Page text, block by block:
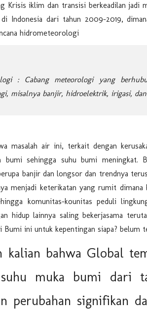
Krisis iklim dan transisi berkeadilan jadi
Indonesia dari tahun 2009-2019,
hidrometeorologi
: Cabang meteorologi yang
misalnya banjir, hidroelektrik, irigasi,
masalah air ini, terkait dengan
bumi sehingga suhu bumi meningkat.
banjir dan longsor dan trendnya
menjadi keterikatan yang rumit
komunitas-kounitas peduli
hidup lainnya saling bekerjasama
Bumi ini untuk kepentingan siapa? belum
bahwa Global
suhu muka bumi dari
perubahan signifikan